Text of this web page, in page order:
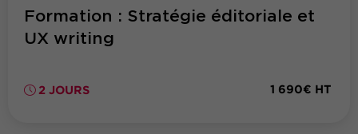
Formation : Stratégie éditoriale et
UX writing
2 JOURS 1 690€ HT